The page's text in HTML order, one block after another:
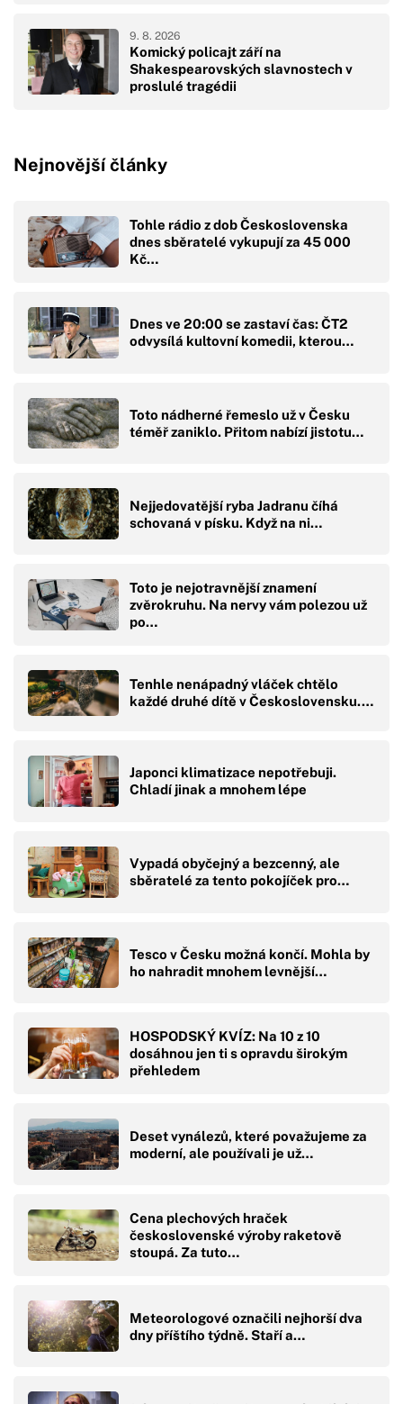
Komický policajt září na
Shakespearovských slavnostech v
proslulé tragédii
9. 8. 2026
Nejnovější články
Tohle rádio z dob Československa
dnes sběratelé vykupují za 45 000
Kč…
Dnes ve 20:00 se zastaví čas: ČT2
odvysílá kultovní komedii, kterou…
Toto nádherné řemeslo už v Česku
téměř zaniklo. Přitom nabízí jistotu…
Nejjedovatější ryba Jadranu číhá
schovaná v písku. Když na ni…
Toto je nejotravnější znamení
zvěrokruhu. Na nervy vám polezou už
po…
Tenhle nenápadný vláček chtělo
každé druhé dítě v Československu.…
Japonci klimatizace nepotřebuji.
Chladí jinak a mnohem lépe
Vypadá obyčejný a bezcenný, ale
sběratelé za tento pokojíček pro…
Tesco v Česku možná končí. Mohla by
ho nahradit mnohem levnější…
HOSPODSKÝ KVÍZ: Na 10 z 10
dosáhnou jen ti s opravdu širokým
přehledem
Deset vynálezů, které považujeme za
moderní, ale používali je už…
Cena plechových hraček
československé výroby raketově
stoupá. Za tuto…
Meteorologové označili nejhorší dva
dny příštího týdně. Staří a…